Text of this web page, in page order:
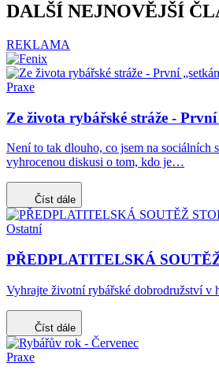
DALŠÍ NEJNOVĚJŠÍ
REKLAMA
Praxe
Ze života rybářské stráže - První
Není to tak dlouho, co jsem na sociálních
vyhrocenou diskusi o tom, kdo je…
Číst dále
Ostatní
PŘEDPLATITELSKÁ
Vyhrajte životní rybářské dobrodružství v
Číst dále
Praxe